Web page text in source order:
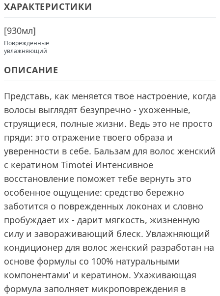
ХАРАКТЕРИСТИКИ
[930мл]
Поврежденные
увлажняющий
ОПИСАНИЕ
Представь, как меняется твое настроение, когда
волосы выглядят безупречно - ухоженные,
струящиеся, полные жизни. Ведь это не просто
пряди: это отражение твоего образа и
уверенности в себе. Бальзам для волос женский
с кератином Timotei Интенсивное
восстановление поможет тебе вернуть это
особенное ощущение: средство бережно
заботится о поврежденных локонах и словно
пробуждает их - дарит мягкость, жизненную
силу и завораживающий блеск. Увлажняющий
кондиционер для волос женский разработан на
основе формулы со 100% натуральными
компонентами’ и кератином. Ухаживающая
формула заполняет микроповреждения в